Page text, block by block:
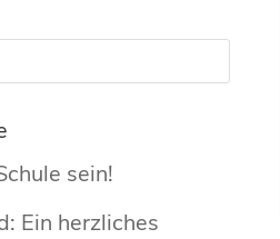
sein!
Ein herzliches